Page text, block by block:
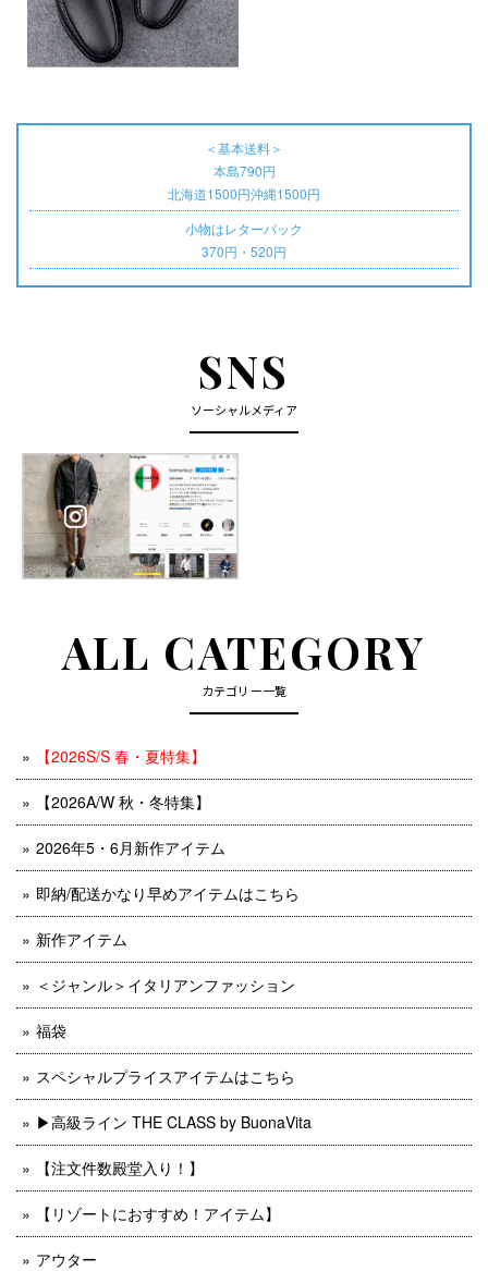
＜基本送料＞
本島790円
北海道1500円沖縄1500円
小物はレターパック
370円・520円
SNS
ソーシャルメディア
ALL CATEGORY
カテゴリー一覧
【2026S/S 春・夏特集】
【2026A/W 秋・冬特集】
2026年5・6月新作アイテム
即納/配送かなり早めアイテムはこちら
新作アイテム
＜ジャンル＞イタリアンファッション
福袋
スペシャルプライスアイテムはこちら
▶︎高級ライン THE CLASS by BuonaVita
【注文件数殿堂入り！】
【リゾートにおすすめ！アイテム】
アウター